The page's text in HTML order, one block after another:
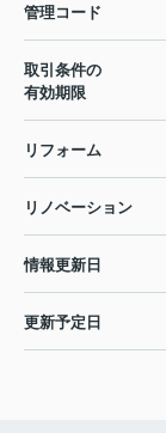
管理コード
取引条件の
有効期限
リフォーム
リノベーション
情報更新日
更新予定日